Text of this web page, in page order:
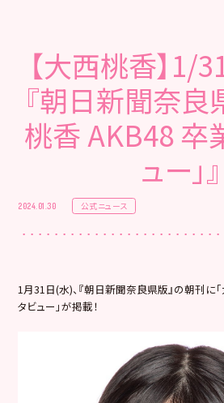
【大西桃香】1/
『朝日新聞奈良
桃香 AKB48 卒
ュー」』
2024.01.30 公式ニュース
1月31日(水)、『朝日新聞奈良県版』の朝刊に
タビュー」が掲載！